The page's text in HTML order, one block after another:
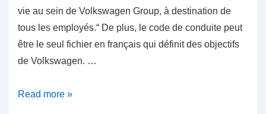
vie au sein de Volkswagen Group, à destination de
tous les employés.“ De plus, le code de conduite peut
être le seul fichier en français qui définit des objectifs
de Volkswagen. …
Code
Read more »